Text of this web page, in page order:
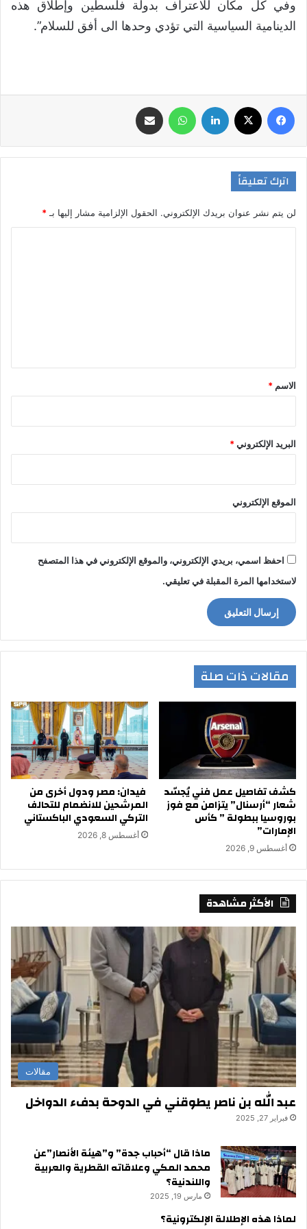
وفي كل مكان للاعتراف بدولة فلسطين وإطلاق هذه
الدينامية السياسية التي تؤدي وحدها الى أفق للسلام”.
اترك تعليقاً
لن يتم نشر عنوان بريدك الإلكتروني. الحقول الإلزامية مشار إليها بـ *
*
الاسم *
البريد الإلكتروني*
الموقع الإلكتروني
احفظ اسمي، بريدي الإلكتروني، والموقع الإلكتروني في هذا المتصفح
لاستخدامها المرة المقبلة في تعليقي.
مقالات ذات صلة
كشف تفاصيل عمل فني يُجسّد
شعار “أرسنال” يتزامن مع فوز
بوروسيا ببطولة ” كأس
الإمارات”
أغسطس 9, 2026
فيدان: مصر ودول أخرى من
المرشحين للانضمام للتحالف
التركي السعودي الباكستاني
أغسطس 8, 2026
الأكثر مشاهدة
مقالات
عبد الله بن ناصر يطوقني في الدوحة بدفء الدواخل
فبراير 27, 2025
ماذا قال “أحباب جدة” و”هيئة الأنصار”عن
محمد المكي وعلاقاته القطرية والعربية
واللندنية؟
مارس 19, 2025
لماذا هذه الإطلالة الإلكترونية؟